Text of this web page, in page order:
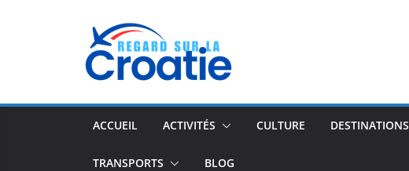
ACCUEIL ACTIVITÉS CULTURE DESTINATIONS
TRANSPORTS BLOG